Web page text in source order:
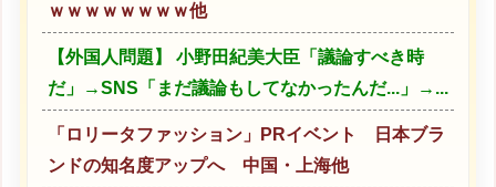
ｗｗｗｗｗｗｗｗ他
【外国人問題】 小野田紀美大臣「議論すべき時
だ」→SNS「まだ議論もしてなかったんだ...」→...
「ロリータファッション」PRイベント 日本ブラ
ンドの知名度アップへ 中国・上海他